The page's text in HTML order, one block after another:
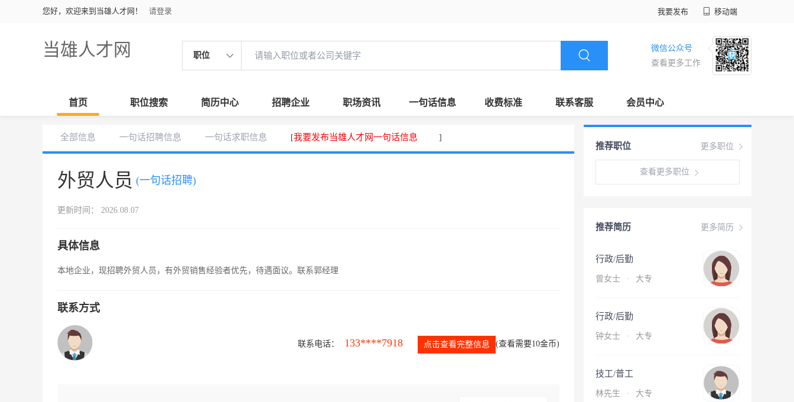
您好，欢迎来到当雄人才网！ 请登录 我要发布 移动端
当雄人才网 职位
微信公众号
查看更多工作
首页 职位搜索 简历中心 招聘企业 职场资讯 一句话信息 收费标准 联系客服 会员中心
全部信息 一句话招聘信息 一句话求职信息 [我要发布当雄人才网一句话信息 ]
外贸人员 (一句话招聘)
更新时间： 2026.08.07
具体信息
本地企业，现招聘外贸人员，有外贸销售经验者优先，待遇面议。联系郭经理
联系方式
联系电话： 133****7918 点击查看完整信息 (查看需要10金币)
更多职位
推荐职位
查看更多职位
更多简历
推荐简历
行政/后勤
曾女士 · 大专
行政/后勤
钟女士 · 大专
技工/普工
林先生 · 大专